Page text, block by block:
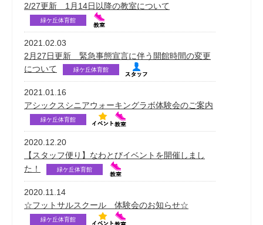
2/27更新 1月14日以降の教室について
緑ケ丘体育館
2021.02.03
2月27日更新 緊急事態宣言に伴う開館時間の変更
について
緑ケ丘体育館
2021.01.16
アシックスシニアウォーキングラボ体験会のご案内
緑ケ丘体育館
2020.12.20
【スタッフ便り】なわとびイベントを開催しまし
た！
緑ケ丘体育館
2020.11.14
☆フットサルスクール 体験会のお知らせ☆
緑ケ丘体育館